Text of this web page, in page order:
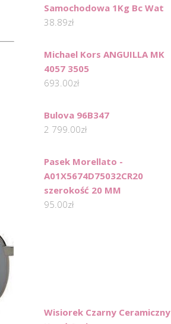
Samochodowa 1Kg Bc Wat
38.89zł
Michael Kors ANGUILLA MK
4057 3505
693.00zł
Bulova 96B347
2 799.00zł
Pasek Morellato -
A01X5674D75032CR20
szerokość 20 MM
95.00zł
Wisiorek Czarny Ceramiczny